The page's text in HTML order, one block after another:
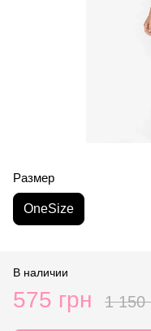
Размер
OneSize
В наличии
575 грн 1 150